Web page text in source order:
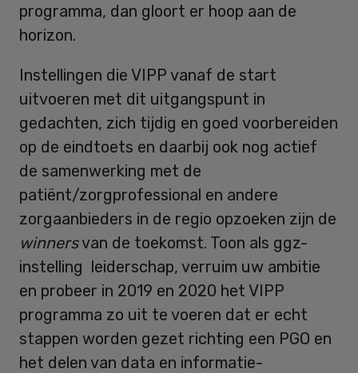
programma, dan gloort er hoop aan de
horizon.
Instellingen die VIPP vanaf de start
uitvoeren met dit uitgangspunt in
gedachten, zich tijdig en goed voorbereiden
op de eindtoets en daarbij ook nog actief
de samenwerking met de
patiënt/zorgprofessional en andere
zorgaanbieders in de regio opzoeken zijn de
winnersvan de toekomst. Toon als ggz-
instelling leiderschap, verruim uw ambitie
en probeer in 2019 en 2020 het VIPP
programma zo uit te voeren dat er echt
stappen worden gezet richting een PGO en
het delen van data en informatie-